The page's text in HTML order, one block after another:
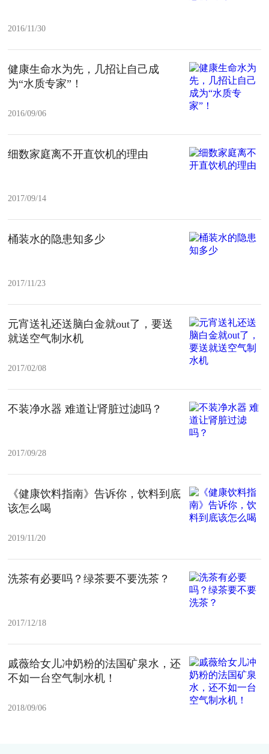
2016/11/30
健康生命水为先，几招让自己成
为“水质专家”！
2016/09/06
细数家庭离不开直饮机的理由
2017/09/14
桶装水的隐患知多少
2017/11/23
元宵送礼还送脑白金就out了，要送
就送空气制水机
2017/02/08
不装净水器 难道让肾脏过滤吗？
2017/09/28
《健康饮料指南》告诉你，饮料到底
该怎么喝
2019/11/20
洗茶有必要吗？绿茶要不要洗茶？
2017/12/18
戚薇给女儿冲奶粉的法国矿泉水，还
不如一台空气制水机！
2018/09/06